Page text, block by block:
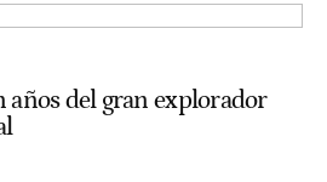
años del gran explorador